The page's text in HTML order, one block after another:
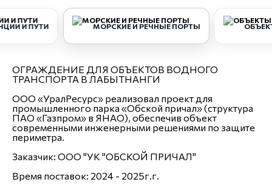
И ПУТИ МОРСКИЕ И РЕЧНЫЕ ПОРТЫ
ОГРАЖДЕНИЕ ДЛЯ ОБЪЕКТОВ ВОДНОГО
ТРАНСПОРТА В ЛАБЫТНАНГИ
ООО «УралРесурс» реализовал проект для
промышленного парка «Обской причал» (структура
ПАО «Газпром» в ЯНАО), обеспечив объект
современными инженерными решениями по защите
периметра.
Заказчик: ООО "УК "ОБСКОЙ ПРИЧАЛ"
Время поставок: 2024 - 2025г.г.